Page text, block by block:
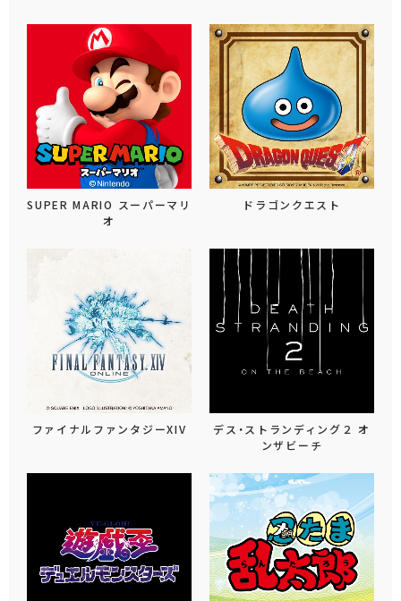
SUPER MARIO スーパーマリ
オ
ドラゴンクエスト
ファイナルファンタジーXIV
デス・ストランディング２ オ
ンザビーチ